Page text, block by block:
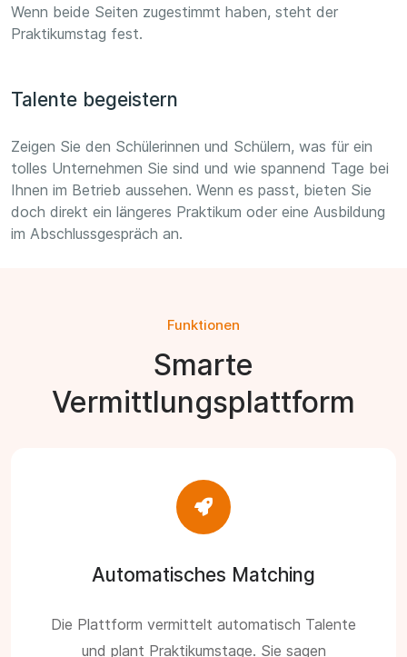
Wenn beide Seiten zugestimmt haben, steht der
Praktikumstag fest.
Talente begeistern
Zeigen Sie den Schülerinnen und Schülern, was für ein
tolles Unternehmen Sie sind und wie spannend Tage bei
Ihnen im Betrieb aussehen. Wenn es passt, bieten Sie
doch direkt ein längeres Praktikum oder eine Ausbildung
im Abschlussgespräch an.
Funktionen
Smarte
Vermittlungsplattform
Automatisches Matching
Die Plattform vermittelt automatisch Talente
und plant Praktikumstage. Sie sagen